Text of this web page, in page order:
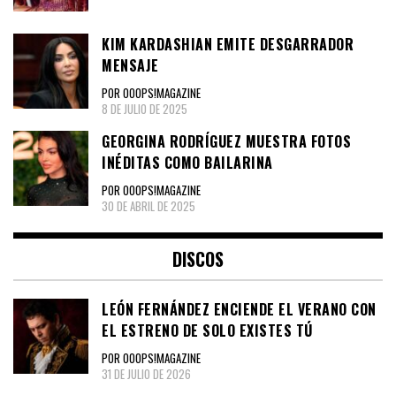
KIM KARDASHIAN EMITE DESGARRADOR
MENSAJE
POR OOOPS!MAGAZINE
8 DE JULIO DE 2025
GEORGINA RODRÍGUEZ MUESTRA FOTOS
INÉDITAS COMO BAILARINA
POR OOOPS!MAGAZINE
30 DE ABRIL DE 2025
DISCOS
LEÓN FERNÁNDEZ ENCIENDE EL VERANO CON
EL ESTRENO DE SOLO EXISTES TÚ
POR OOOPS!MAGAZINE
31 DE JULIO DE 2026